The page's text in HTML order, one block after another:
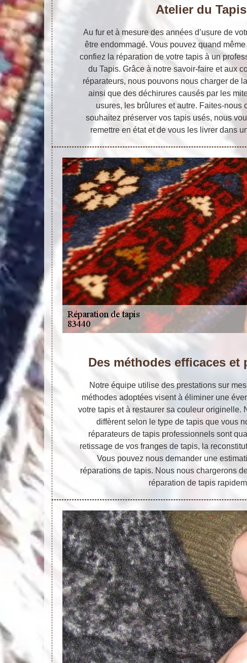
Atelier du Tapis
Au fur et à mesure des années d’usure de
être endommagé. Vous pouvez quand
confiez la réparation de votre tapis à un
du Tapis. Grâce à notre savoir-faire et aux
réparateurs, nous pouvons nous charger de
ainsi que des déchirures causés par les
usures, les brûlures et autre. Faites-nous
souhaitez préserver vos tapis usés, nous
remettre en état et de vous les livrer dans
Des méthodes efficaces et
Notre équipe utilise des prestations sur
méthodes adoptées visent à éliminer une
votre tapis et à restaurer sa couleur originelle.
diffèrent selon le type de tapis que vous
réparateurs de tapis professionnels sont
retissage de vos franges de tapis, la
Vous pouvez nous demander une
réparations de tapis. Nous nous chargerons
réparation de tapis